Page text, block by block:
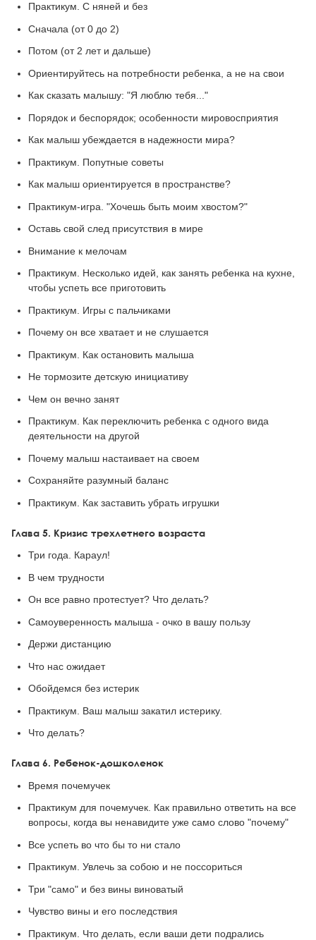
Практикум. С няней и без
Сначала (от 0 до 2)
Потом (от 2 лет и дальше)
Ориентируйтесь на потребности ребенка, а не на свои
Как сказать малышу: "Я люблю тебя..."
Порядок и беспорядок; особенности мировосприятия
Как малыш убеждается в надежности мира?
Практикум. Попутные советы
Как малыш ориентируется в пространстве?
Практикум-игра. "Хочешь быть моим хвостом?"
Оставь свой след присутствия в мире
Внимание к мелочам
Практикум. Несколько идей, как занять ребенка на кухне,
чтобы успеть все приготовить
Практикум. Игры с пальчиками
Почему он все хватает и не слушается
Практикум. Как остановить малыша
Не тормозите детскую инициативу
Чем он вечно занят
Практикум. Как переключить ребенка с одного вида
деятельности на другой
Почему малыш настаивает на своем
Сохраняйте разумный баланс
Практикум. Как заставить убрать игрушки
Глава 5. Кризис трехлетнего возраста
Три года. Караул!
В чем трудности
Он все равно протестует? Что делать?
Самоуверенность малыша - очко в вашу пользу
Держи дистанцию
Что нас ожидает
Обойдемся без истерик
Практикум. Ваш малыш закатил истерику.
Что делать?
Глава 6. Ребенок-дошколенок
Время почемучек
Практикум для почемучек. Как правильно ответить на все
вопросы, когда вы ненавидите уже само слово "почему"
Все успеть во что бы то ни стало
Практикум. Увлечь за собою и не поссориться
Три "само" и без вины виноватый
Чувство вины и его последствия
Практикум. Что делать, если ваши дети подрались